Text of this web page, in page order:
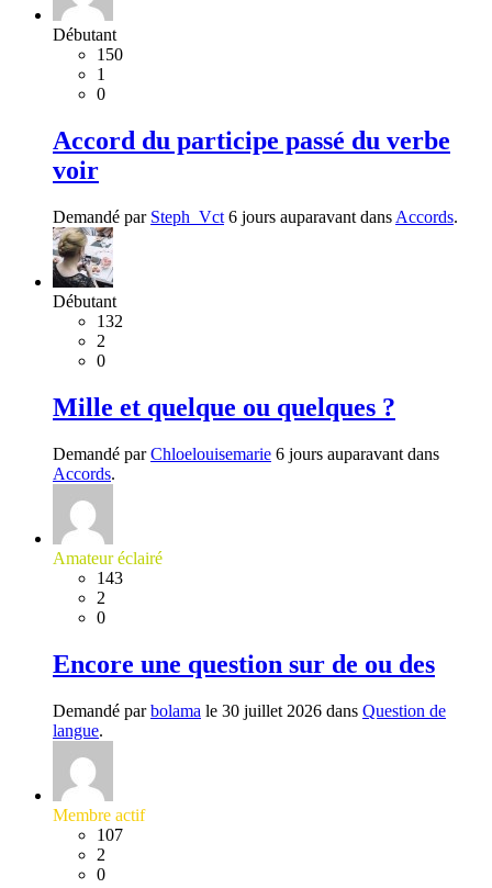
Débutant
150
1
0
Accord du participe passé du verbe
voir
Demandé par Steph_Vct 6 jours auparavant dans Accords.
Débutant
132
2
0
Mille et quelque ou quelques ?
Demandé parChloelouisemarie 6 jours auparavant dans
Accords.
Amateur éclairé
143
2
0
Encore une question sur de ou des
Demandé parbolama le 30 juillet 2026 dans Question de
langue.
Membre actif
107
2
0